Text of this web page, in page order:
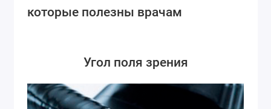
которые полезны врачам
Угол поля зрения